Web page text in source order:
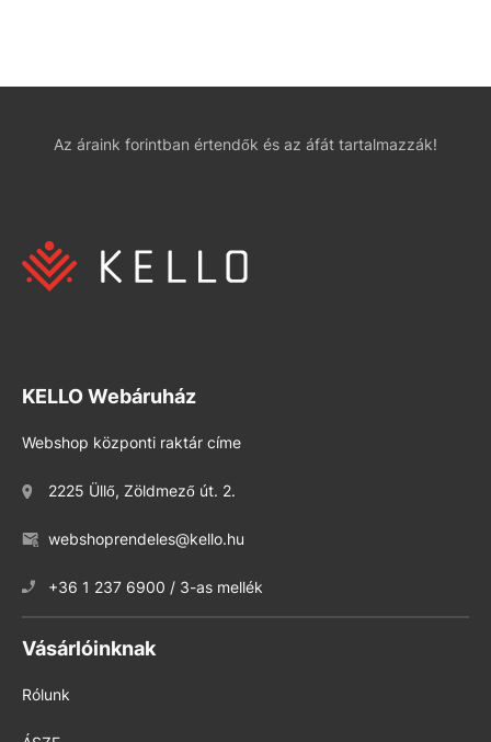
Az áraink forintban értendők és az áfát tartalmazzák!
KELLO Webáruház
Webshop központi raktár címe
2225 Üllő, Zöldmező út. 2.
webshoprendeles@kello.hu
+36 1 237 6900 / 3-as mellék
Vásárlóinknak
Rólunk